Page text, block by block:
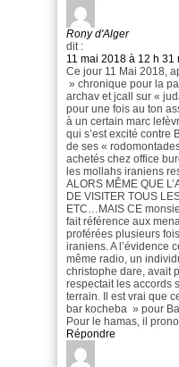
Rony d'Alger
dit :
11 mai 2018 à 12 h 31
Ce jour 11 Mai 2018,
» chronique pour la
archav et jcall sur «
pour une fois au ton
à un certain marc
qui s’est excité contre
de ses «
achetés chez office
les mollahs iraniens
ALORS MÊME QUE
DE VISITER TOUS
ETC…MAIS CE
fait référence aux
proférées plusieurs
iraniens. A l’évidence
même radio, un
christophe dare, avait
respectait les accords
terrain. Il est vrai que
bar kocheba » pour
Pour le hamas, il
Répondre